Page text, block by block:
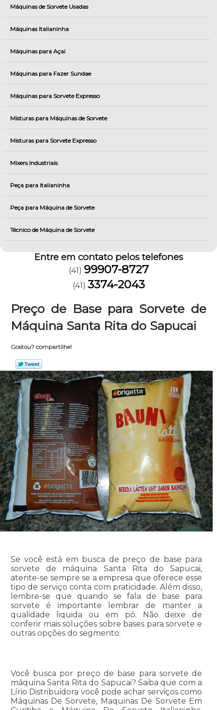
Máquinas de Sorvete Usadas
Máquinas Italianinha
Máquinas para Açai
Máquinas para Fazer Sundae
Máquinas para Sorvete Expresso
Misturas para Máquinas de Sorvete
Misturas para Sorvete Expresso
Mixers Industriais
Peça para Italianinha
Peça para Máquina de Sorvete
Técnico de Máquina de Sorvete
Entre em contato pelos telefones
(41) 99907-8727
(41) 3374-2043
Preço de Base para Sorvete de
Máquina Santa Rita do Sapucai
Gostou? compartilhe!
Se você está em busca de preço de base para
sorvete de máquina Santa Rita do Sapucai,
atente-se sempre se a empresa que oferece esse
tipo de serviço conta com praticidade. Além disso,
lembre-se que quando se fala de base para
sorvete é importante lembrar de manter a
qualidade liquida ou em pó. Não deixe de
conferir mais soluções sobre bases para sorvete e
outras opções do segmento:
Você busca por preço de base para sorvete de
máquina Santa Rita do Sapucai? Saiba que com a
Lírio Distribuidora você pode achar serviços como
Máquinas De Sorvete, Maquinas De Sorvete Em